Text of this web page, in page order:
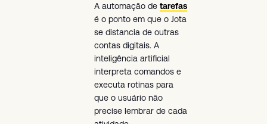
A automação de tarefas
é o ponto em que o Jota
se distancia de outras
contas digitais. A
inteligência artificial
interpreta comandos e
executa rotinas para
que o usuário não
precise lembrar de cada